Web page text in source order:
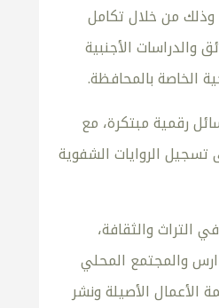
من خلال تكامل
والدراسات الأجنبية
الخاصة بالمحافظة.
رقمية مبتكرة، مع
الروايات الشفوية
والثقافة،
والمجتمع المحلي
الأعمال الأصيلة ونشر